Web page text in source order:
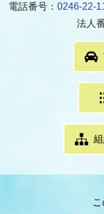
電話番号： 0246-22-
法人